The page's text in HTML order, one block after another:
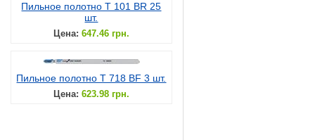
Пильное полотно T 101 BR 25
шт.
Цена: 647.46 грн.
Пильное полотно T 718 BF 3 шт.
Цена: 623.98 грн.